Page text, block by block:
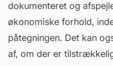
dokumenteret og
økonomiske forhold,
påtegningen. Det kan
af, om der er